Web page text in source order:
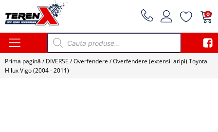
0
Products
search
Prima pagină /DIVERSE /Overfendere / Overfendere (extensii aripi) Toyota
Hilux Vigo (2004 - 2011)